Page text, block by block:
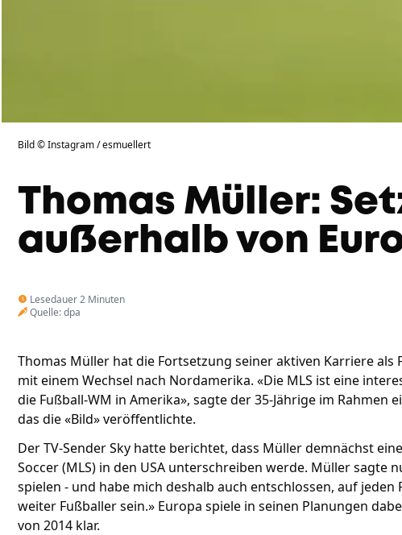
Bild © Instagram / esmuellert
Thomas Müller:
außerhalb von
Lesedauer 2 Minuten
Quelle: dpa
Thomas Müller hat die Fortsetzung seiner aktiven Karriere
mit einem Wechsel nach Nordamerika. «Die MLS ist eine
die Fußball-WM in Amerika», sagte der 35-Jährige im Rahmen
das die «Bild» veröffentlichte.
Der TV-Sender Sky hatte berichtet, dass Müller demnächst
Soccer (MLS) in den USA unterschreiben werde. Müller sagte
spielen - und habe mich deshalb auch entschlossen, auf
weiter Fußballer sein.» Europa spiele in seinen Planungen
von 2014 klar.